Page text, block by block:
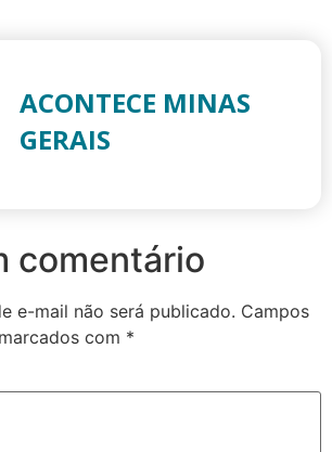
ACONTECE MINAS
GERAIS
comentário
e-mail não será publicado. Campos
com *